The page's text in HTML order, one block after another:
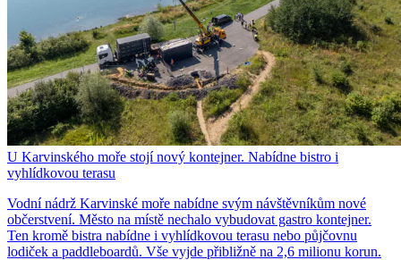
U Karvinského moře stojí nový kontejner. Nabídne bistro i
vyhlídkovou terasu
Vodní nádrž Karvinské moře nabídne svým návštěvníkům nové
občerstvení. Město na místě nechalo vybudovat gastro kontejner.
Ten kromě bistra nabídne i vyhlídkovou terasu nebo půjčovnu
lodiček a paddleboardů. Vše vyjde přibližně na 2,6 milionu korun.